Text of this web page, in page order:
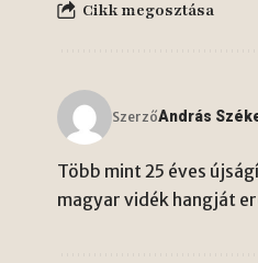
Cikk megosztása
SzerzőAndrás
Több mint 25 éves
magyar vidék hangját